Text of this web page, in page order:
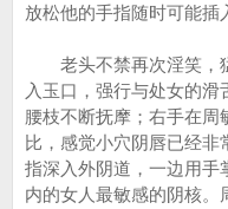
放松他的手指随时可能插
老头不禁再次淫笑，
入玉口，强行与处女的
腰枝不断抚摩；右手在
比，感觉小穴阴唇已经
指深入外阴道，一边用手
内的女人最敏感的阴核